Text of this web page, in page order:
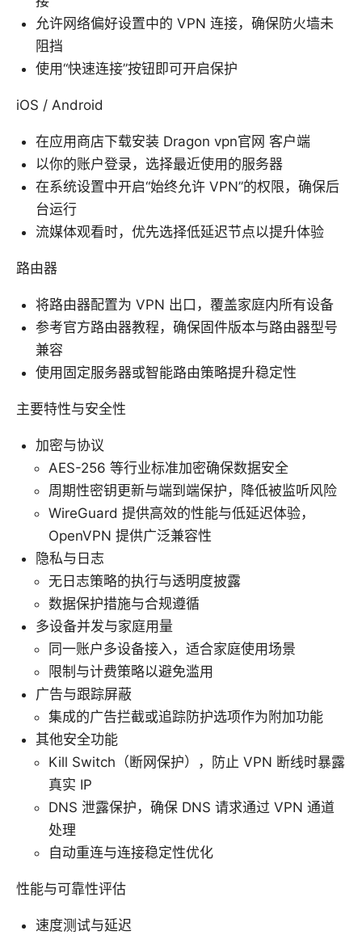
允许网络偏好设置中的 VPN 连接，确保防火墙未
阻挡
使用“快速连接”按钮即可开启保护
iOS / Android
在应用商店下载安装 Dragon vpn官网 客户端
以你的账户登录，选择最近使用的服务器
在系统设置中开启“始终允许 VPN”的权限，确保后
台运行
流媒体观看时，优先选择低延迟节点以提升体验
路由器
将路由器配置为 VPN 出口，覆盖家庭内所有设备
参考官方路由器教程，确保固件版本与路由器型号
兼容
使用固定服务器或智能路由策略提升稳定性
主要特性与安全性
加密与协议
AES-256 等行业标准加密确保数据安全
周期性密钥更新与端到端保护，降低被监听风险
WireGuard 提供高效的性能与低延迟体验，
OpenVPN 提供广泛兼容性
隐私与日志
无日志策略的执行与透明度披露
数据保护措施与合规遵循
多设备并发与家庭用量
同一账户多设备接入，适合家庭使用场景
限制与计费策略以避免滥用
广告与跟踪屏蔽
集成的广告拦截或追踪防护选项作为附加功能
其他安全功能
Kill Switch（断网保护），防止 VPN 断线时暴露
真实 IP
DNS 泄露保护，确保 DNS 请求通过 VPN 通道
处理
自动重连与连接稳定性优化
性能与可靠性评估
速度测试与延迟